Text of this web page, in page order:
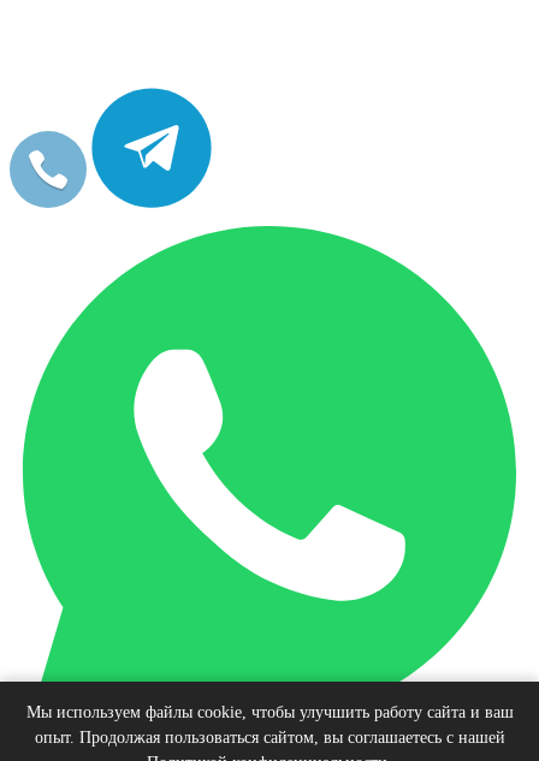
Наверх
Мы используем файлы cookie, чтобы улучшить работу сайта и ваш
опыт. Продолжая пользоваться сайтом, вы соглашаетесь с нашей